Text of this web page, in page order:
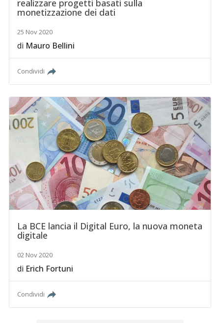
realizzare progetti basati sulla
monetizzazione dei dati
25 Nov 2020
di Mauro Bellini
Condividi
La BCE lancia il Digital Euro, la nuova moneta
digitale
02 Nov 2020
di Erich Fortuni
Condividi